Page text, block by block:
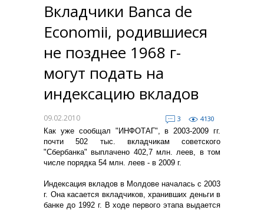
Вкладчики Banca de
Economii, родившиеся
не позднее 1968 г-
могут подать на
индексацию вкладов
09.02.2010 3
4130
Как уже сообщал "ИНФОТАГ", в 2003-2009 гг.
почти 502 тыс. вкладчикам советского
"Сбербанка" выплачено 402,7 млн. леев, в том
числе порядка 54 млн. леев - в 2009 г.
Индексация вкладов в Молдове началась с 2003
г. Она касается вкладчиков, хранивших деньги в
банке до 1992 г. В ходе первого этапа выдается